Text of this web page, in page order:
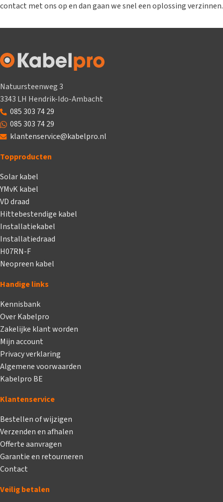
contact met ons op en dan gaan we snel een oplossing verzinnen.
Natuursteenweg 3
3343 LH Hendrik-Ido-Ambacht
085 303 74 29
085 303 74 29
klantenservice@kabelpro.nl
Topproducten
Solar kabel
YMvK kabel
VD draad
Hittebestendige kabel
Installatiekabel
Installatiedraad
H07RN-F
Neopreen kabel
Handige links
Kennisbank
Over Kabelpro
Zakelijke klant worden
Mijn account
Privacy verklaring
Algemene voorwaarden
Kabelpro BE
Klantenservice
Bestellen of wijzigen
Verzenden en afhalen
Offerte aanvragen
Garantie en retourneren
Contact
Veilig betalen